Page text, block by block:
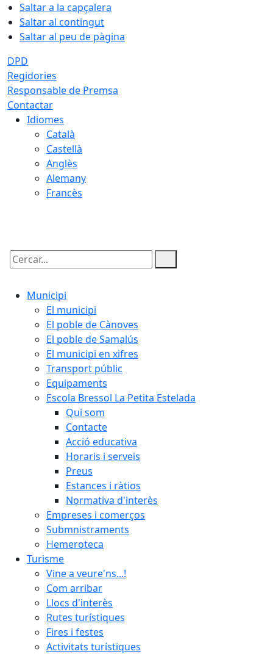
Saltar a la capçalera
Saltar al contingut
Saltar al peu de pàgina
DPD
Regidories
Responsable de Premsa
Contactar
Idiomes
Català
Castellà
Anglès
Alemany
Francès
Cercar:
Municipi
El municipi
El poble de Cànoves
El poble de Samalús
El municipi en xifres
Transport públic
Equipaments
Escola Bressol La Petita Estelada
Qui som
Contacte
Acció educativa
Horaris i serveis
Preus
Estances i ràtios
Normativa d'interès
Empreses i comerços
Submnistraments
Hemeroteca
Turisme
Vine a veure'ns...!
Com arribar
Llocs d'interès
Rutes turístiques
Fires i festes
Activitats turístiques